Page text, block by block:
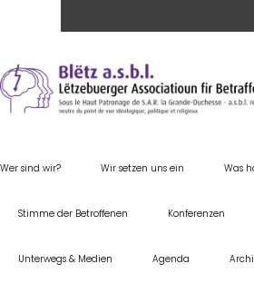
Wer sind wir? Wir setzen uns ein Was
Stimme der Betroffenen Konferenzen
Unterwegs & Medien Agenda